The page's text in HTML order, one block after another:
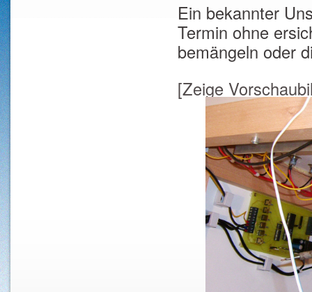
Ein bekannter
Termin ohne
bemängeln oder
[Zeige